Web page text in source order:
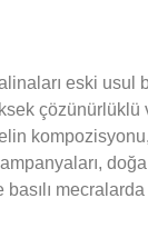
eski
çözünürlüklü